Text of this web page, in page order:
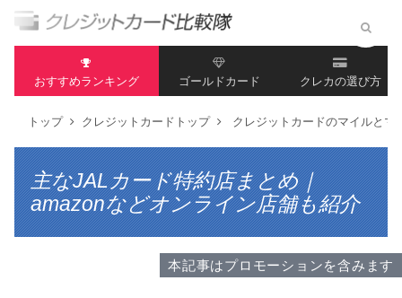
おすすめランキング ゴールドカード クレカの選び方
トップ クレジットカードトップ クレジットカードのマイルとマ
主なJALカード特約店まとめ｜
amazonなどオンライン店舗も紹介
本記事はプロモーションを含みます